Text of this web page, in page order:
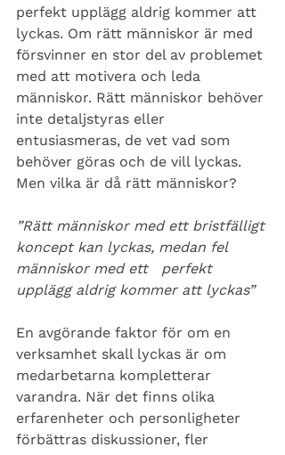
perfekt upplägg aldrig kommer att
lyckas. Om rätt människor är med
försvinner en stor del av problemet
med att motivera och leda
människor. Rätt människor behöver
inte detaljstyras eller
entusiasmeras, de vet vad som
behöver göras och de vill lyckas.
Men vilka är då rätt människor?
”Rätt människor med ett bristfälligt
koncept kan lyckas, medan fel
människor med ett
perfekt
upplägg aldrig kommer att lyckas”
En avgörande faktor för om en
verksamhet skall lyckas är om
medarbetarna kompletterar
varandra. När det finns olika
erfarenheter och personligheter
förbättras diskussioner, fler